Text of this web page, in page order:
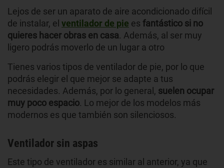
Lejos de ser un aparato de aire acondicionado difícil
de instalar, el ventilador de pie es fantástico si no
quieres hacer obras en casa. Además, al ser muy
ligero podrás moverlo de un lugar a otro
Tienes varios tipos de ventilador de pie, por lo que
podrás elegir el que mejor se adapte a tus
necesidades. Además, por lo general, suelen ocupar
muy poco espacio. Lo mejor de los modelos más
modernos es que también son silenciosos.
Ventilador sin aspas
Este tipo de ventilador es similar al anterior, ya que